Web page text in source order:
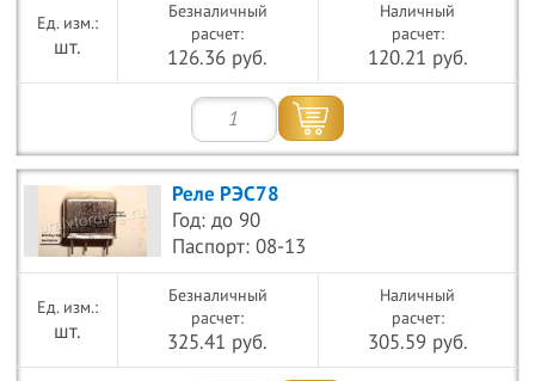
шт.
Безналичный
расчет:
126.36 руб.
Наличный
расчет:
120.21 руб.
Реле РЭС78
Год: до 90
Паспорт: 08-13
шт.
Безналичный
расчет:
325.41 руб.
Наличный
расчет:
305.59 руб.